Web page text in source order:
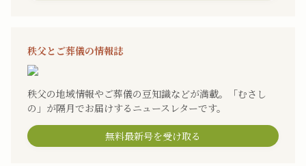
秩父とご葬儀の情報誌
秩父の地域情報やご葬儀の豆知識などが満載。「むさし
の」が隔月でお届けするニュースレターです。
無料最新号を受け取る